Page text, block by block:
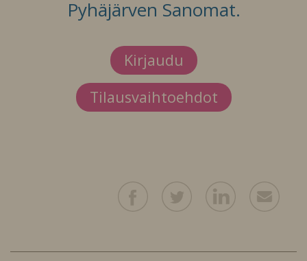
Pyhäjärven Sanomat.
Kirjaudu
Tilausvaihtoehdot